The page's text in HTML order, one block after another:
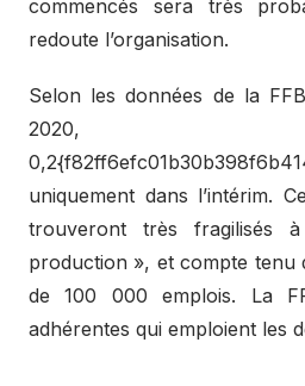
commencés sera très
redoute l’organisation.
Selon les données de la
uniquement dans l’intérim.
trouveront très fragilisés
production », et compte
de 100 000 emplois. La
adhérentes qui emploient les